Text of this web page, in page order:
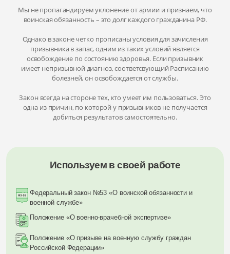
Мы не пропагандируем уклонение от армии и признаем, что
воинская обязанность – это долг каждого гражданина РФ.
Однако в законе четко прописаны условия для зачисления
призывника в запас, одним из таких условий является
освобождение по состоянию здоровья. Если призывник
имеет непризывной диагноз, соответсвующий Расписанию
болезней, он освобождается от службы.
Закон всегда на стороне тех, кто умеет им пользоваться. Это
одна из причин, по которой у призывников не получается
добиться результатов самостоятельно.
Используем в своей работе
Федеральный закон №53 «О воинской обязанности и
военной службе»
Положение «О военно-врачебной экспертизе»
Положение «О призыве на военную службу граждан
Российской Федерации»